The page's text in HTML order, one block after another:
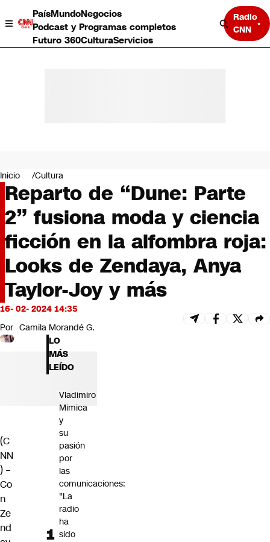
PaísMundoNegocios
Podcast y Programas completos
Futuro 360CulturaServicios
Radio
CNN
Negocios
Deportes
Programas completos
Cultura
Servicios
Bits
CNN tiempo
Futuro 360
Opinión
Inicio Cultura
Reparto de “Dune: Parte
2” fusiona moda y ciencia
ficción en la alfombra roja:
Looks de Zendaya, Anya
Taylor-Joy y más
16- 02- 2024 14:35
Por Camila Morandé G.
(C
NN
) –
Co
n
Ze
nd
LO
MÁS
LEÍDO
Vladimiro
Mimica
y
su
pasión
por
las
comunicaciones:
"La
radio
ha
sido